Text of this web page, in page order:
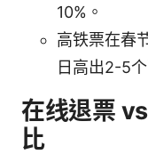
10%。
高铁票在春
日高出2-5
在线退票
比